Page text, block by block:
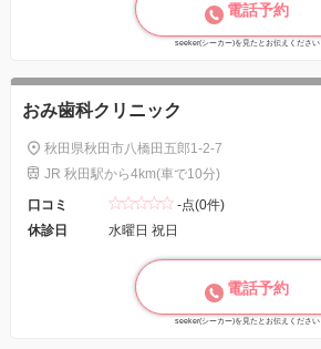
電話予約
seeker(シーカー)を見たとお伝えください
おみ歯科クリニック
秋田県秋田市八橋田五郎1-2-7
JR 秋田駅から4km(車で10分)
口コミ
-点(0件)
休診日
水曜日 祝日
電話予約
seeker(シーカー)を見たとお伝えください